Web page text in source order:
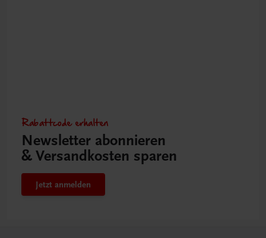
Rabattcode erhalten
Newsletter abonnieren
& Versandkosten sparen
Jetzt anmelden